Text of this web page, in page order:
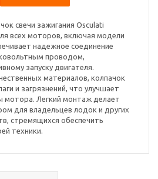
свечи зажигания Osculati
всех моторов, включая модели
надежное соединение
проводом,
запуску двигателя.
материалов, колпачок
и загрязнений, что улучшает
мотора. Легкий монтаж делает
для владельцев лодок и других
стремящихся обеспечить
техники.